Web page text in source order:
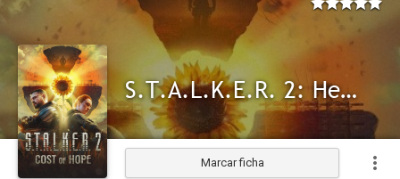
S.T.A.L.K.E.R. 2: Heart of Chornobyl - Cost of Hope
Marcar ficha